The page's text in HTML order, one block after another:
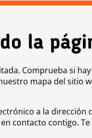
la
Comprueba si hay
mapa del sitio
a la dirección
contacto contigo. Te